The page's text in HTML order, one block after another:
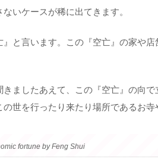
いケースが稀に出てきます。
』と言います。この『空亡』の家や
ましたあえて、この『空亡』の向
世を行ったり来たり場所であるお寺
fortune by Feng Shui